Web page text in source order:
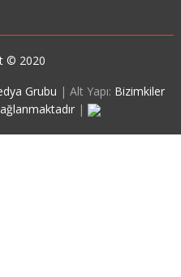
© 2020
Grubu | Alt Yapı: Bizimkiler
|